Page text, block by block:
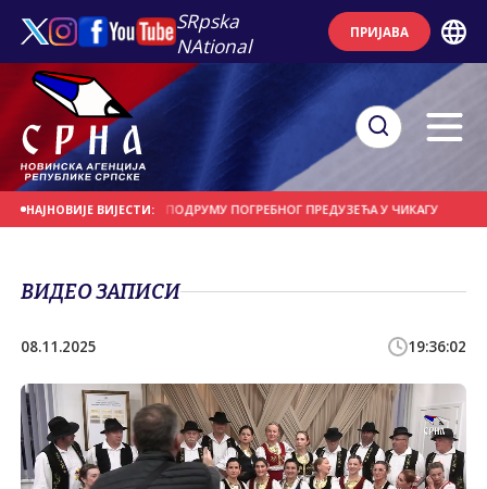
SRpska
NAtional
ПРИЈАВА
НАЈНОВИЈЕ ВИЈЕСТИ:
ЛИЦА ПРОНАЂЕНИ У ПОДРУМУ ПОГРЕБНОГ ПРЕДУЗЕЋА У ЧИКАГУ
ВИДЕО ЗАПИСИ
08.11.2025 19:36:02